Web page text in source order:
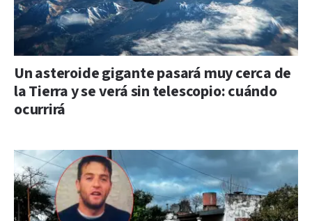
Un asteroide gigante pasará muy cerca de
la Tierra y se verá sin telescopio: cuándo
ocurrirá